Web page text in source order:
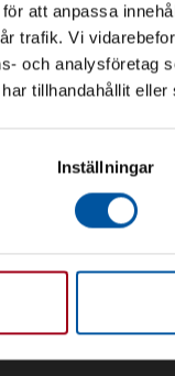
att anpassa
trafik. Vi
och analysföretag
tillhandahållit
Inställningar